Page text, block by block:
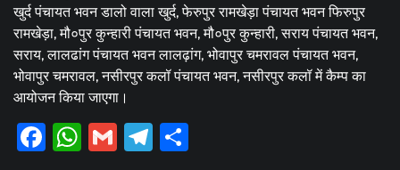
खुर्द पंचायत भवन डालो वाला खुर्द, फेरुपुर रामखेड़ा पंचायत भवन फिरुपुर
रामखेड़ा, मौ०पुर कुन्हारी पंचायत भवन, मौ०पुर कुन्हारी, सराय पंचायत भवन,
सराय, लालढांग पंचायत भवन लालढ़ांग, भोवापुर चमरावल पंचायत भवन,
भोवापुर चमरावल, नसीरपुर कलॉ पंचायत भवन, नसीरपुर कलॉ में कैम्प का
आयोजन किया जाएगा।
Facebook
WhatsApp
GmailTelegram